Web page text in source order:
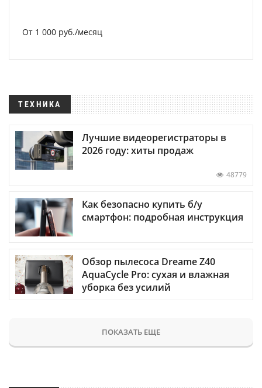
От 1 000 руб./месяц
ТЕХНИКА
Лучшие видеорегистраторы в
2026 году: хиты продаж
48779
Как безопасно купить б/у
смартфон: подробная инструкция
Обзор пылесоса Dreame Z40
AquaCycle Pro: сухая и влажная
уборка без усилий
ПОКАЗАТЬ ЕЩЕ